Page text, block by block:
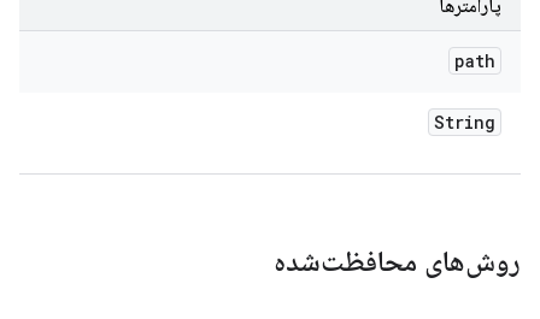
پارامترها
path
String
روش‌های محافظت‌شده